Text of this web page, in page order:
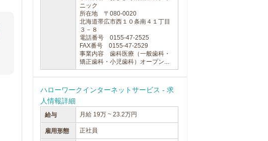
ニック
所在地 〒080-0020
北海道帯広市西１０条南４１丁目
３－８
電話番号 0155-47-2525
FAX番号 0155-47-2529
事業内容 歯科医療（一般歯科・
矯正歯科・小児歯科）オープン...
ハローワークインターネットサービス - 求
人情報詳細
給与 月給 19万 ~ 23.2万円
雇用形態 正社員